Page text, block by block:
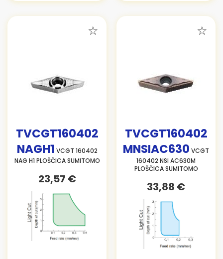
TVCGT160402
NAGH1 VCGT 160402
NAG H1 PLOŠČICA SUMITOMO
23,57 €
TVCGT160402
MNSIAC630 VCGT
160402 NSI AC630M
PLOŠČICA SUMITOMO
33,88 €